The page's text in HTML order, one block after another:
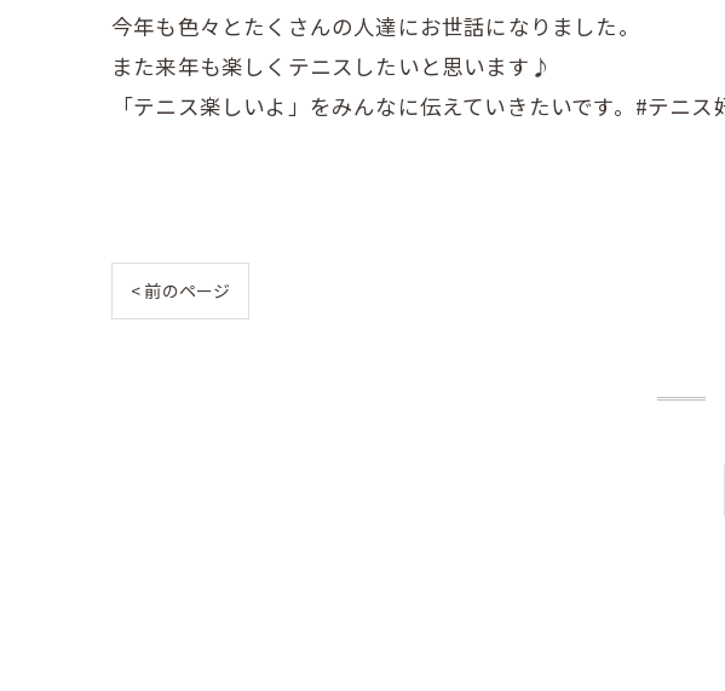
今年も色々とたくさんの人達にお世話になりました。
また来年も楽しくテニスしたいと思います♪
「テニス楽しいよ」をみんなに伝えていきたいです。#テニ
< 前のページ